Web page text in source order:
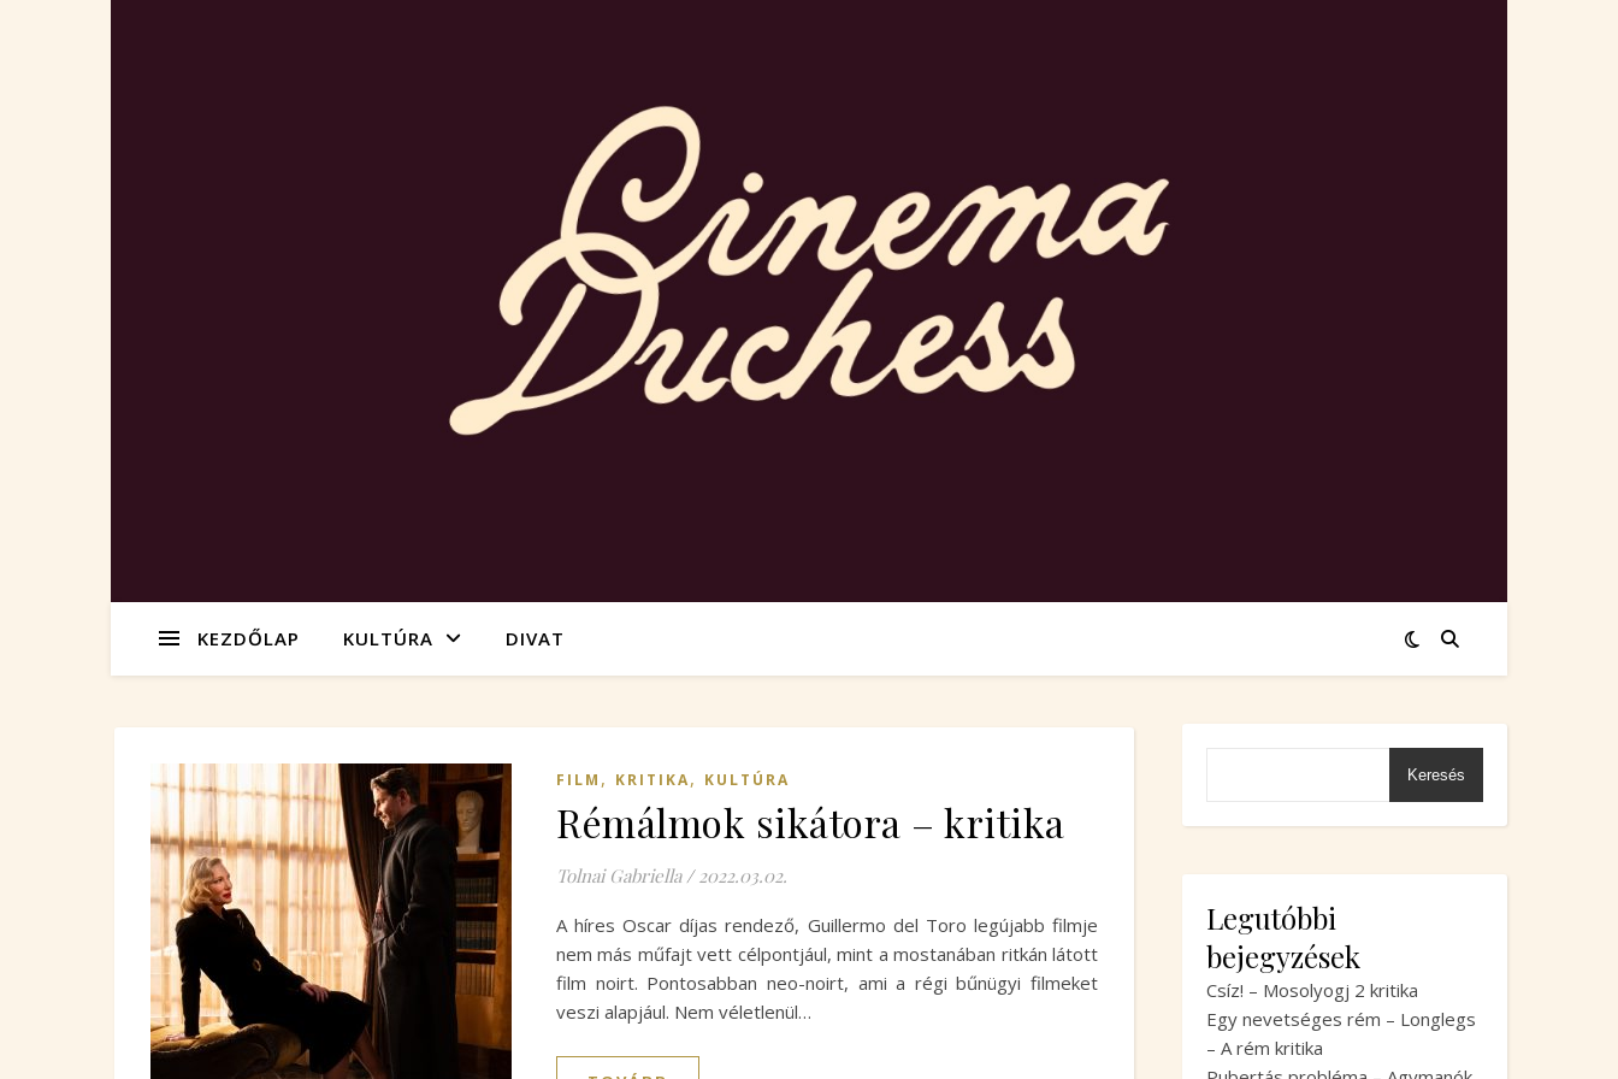
KEZDŐLAP KULTÚRA DIVAT
FILM , KRITIKA, KULTÚRA
Rémálmok sikátora – kritika
Tolnai Gabriella / 2022.03.02.
A híres Oscar díjas rendező, Guillermo del Toro legújabb filmje
nem más műfajt vett célpontjául, mint a mostanában ritkán látott
film noirt. Pontosabban neo-noirt, ami a régi bűnügyi filmeket
veszi alapjául. Nem véletlenül…
Keresés
Legutóbbi
bejegyzések
Csíz! – Mosolyogj 2 kritika
Egy nevetséges rém – Longlegs
– A rém kritika